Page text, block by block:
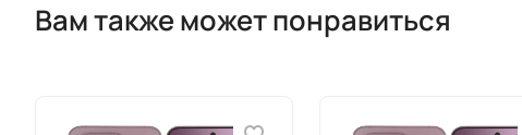
Вам также может понравиться